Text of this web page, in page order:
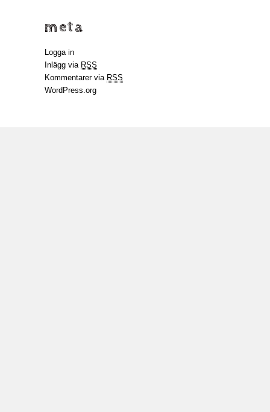
meta
Logga in
Inlägg via RSS
Kommentarer via RSS
WordPress.org